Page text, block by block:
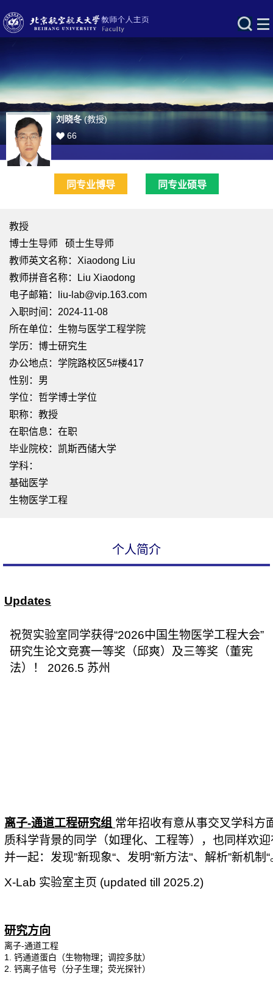
刘晓冬(教授)
66
同专业博导 同专业硕导
教授
博士生导师 硕士生导师
教师英文名称：Xiaodong Liu
教师拼音名称：Liu Xiaodong
电子邮箱：
liu-lab@vip.163.com
入职时间：2024-11-08
所在单位：生物与医学工程学院
学历：博士研究生
办公地点：学院路校区5#楼417
性别：男
学位：哲学博士学位
职称：教授
在职信息：在职
毕业院校：凯斯西储大学
学科：
基础医学
生物医学工程
个人简介
Updates
祝贺实验室同学获得“2026中国生物医学工程大会”
研究生论文竞赛一等奖（邱爽）及三等奖（董宪
法）！ 2026.5 苏州
离子-通道工程研究组 常年招收有意从事交叉学科方
质科学背景的同学（如理化、工程等），也同样欢
并一起：发现”新现象“、发明”新方法"、解析”新机制“
X-Lab 实验室主页 (updated till 2025.2)
研究方向
离子-通道工程
1. 钙通道蛋白（生物物理；调控多肽）
2. 钙离子信号（分子生理；荧光探针）